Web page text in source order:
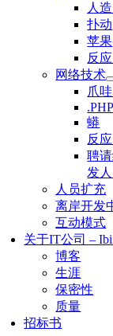
人
扑动
苹果
反
网络技术
爪
.PHP
蟒
反应
聘
发
人员扩充
离岸开发
互动模式
关于IT公司 –
博客
生涯
保密性
质量
招标书